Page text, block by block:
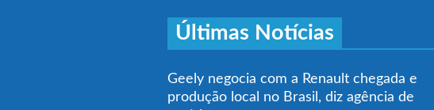
Últimas Notícias
Geely negocia com a Renault chegada e
produção local no Brasil, diz agência de